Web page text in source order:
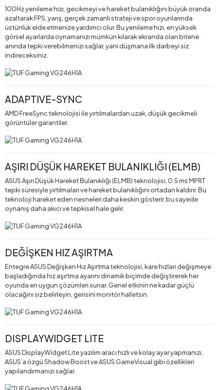
100Hz yenileme hızı, gecikmeyi ve hareket bulanıklığını büyük oranda
azaltarak FPS, yarış, gerçek zamanlı strateji ve spor oyunlarında
üstünlük elde etmenize yardımcı olur. Bu yenileme hızı, en yüksek
görsel ayarlarda oynamanızı mümkün kılarak ekranda olan bitene
anında tepki verebilmenizi sağlar, yani düşmana ilk darbeyi siz
indireceksiniz.
ADAPTIVE-SYNC
AMD FreeSync teknolojisi ile yırtılmalardan uzak, düşük gecikmeli
görüntüler garantiler.
AŞIRI DÜŞÜK HAREKET BULANIKLIĞI (ELMB)
ASUS Aşırı Düşük Hareket Bulanıklığı (ELMB) teknolojisi, 0.5 ms MPRT
tepki süresiyle yırtılmaları ve hareket bulanıklığını ortadan kaldırır. Bu
teknoloji hareket eden nesneleri daha keskin gösterir, bu sayede
oynanış daha akıcı ve tepkisel hale gelir.
DEĞİŞKEN HIZ AŞIRTMA
Entegre ASUS Değişken Hız Aşırtma teknolojisi, kare hızları değişmeye
başladığında hız aşırtma ayarını dinamik biçimde değiştirerek her
oyunda en uygun çözümleri sunar. Genel etkinin ne kadar güçlü
olacağını siz belirleyin, gerisini monitör halletsin.
DISPLAYWIDGET LITE
ASUS DisplayWidget Lite yazılım aracı hızlı ve kolay ayar yapmanızı,
ASUS’a özgü Shadow Boost ve ASUS GameVisual gibi özellikleri
yapılandırmanızı sağlar.